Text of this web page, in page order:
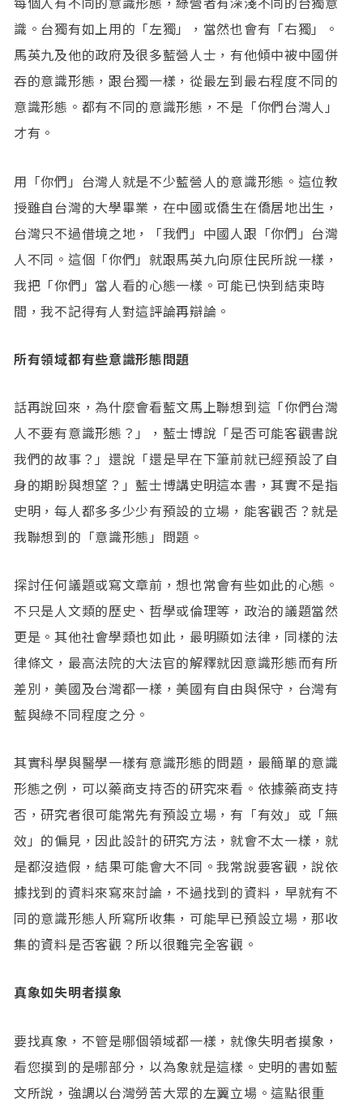
識。台獨有如上用的「左獨」，當然也會有「右獨」。
馬英九及他的政府及很多藍營人士，有他傾中被中國併
吞的意識形態，跟台獨一樣，從最左到最右程度不同的
意識形態。都有不同的意識形態，不是「你們台灣人」
才有。
用「你們」台灣人就是不少藍營人的意識形態。這位教
授雖自台灣的大學畢業，在中國或僑生在僑居地出生，
台灣只不過借境之地，「我們」中國人跟「你們」台灣
人不同。這個「你們」就跟馬英九向原住民所說一樣，
我把「你們」當人看的心態一樣。可能已快到結束時
間，我不記得有人對這評論再辯論。
所有領域都有些意識形態問題
話再說回來，為什麼會看藍文馬上聯想到這「你們台灣
人不要有意識形態？」，藍士博說「是否可能客觀書說
我們的故事？」還說「還是早在下筆前就已經預設了自
身的期盼與想望？」藍士博講史明這本書，其實不是指
史明，每人都多多少少有預設的立場，能客觀否？就是
我聯想到的「意識形態」問題。
探討任何議題或寫文章前，想也常會有些如此的心態。
不只是人文類的歷史、哲學或倫理等，政治的議題當然
更是。其他社會學類也如此，最明顯如法律，同樣的法
律條文，最高法院的大法官的解釋就因意識形態而有所
差別，美國及台灣都一樣，美國有自由與保守，台灣有
藍與綠不同程度之分。
其實科學與醫學一樣有意識形態的問題，最簡單的意識
形態之例，可以藥商支持否的研究來看。依據藥商支持
否，研究者很可能常先有預設立場，有「有效」或「無
效」的偏見，因此設計的研究方法，就會不太一樣，就
是都沒造假，結果可能會大不同。我常說要客觀，說依
據找到的資料來寫來討論，不過找到的資料，早就有不
同的意識形態人所寫所收集，可能早已預設立場，那收
集的資料是否客觀？所以很難完全客觀。
真象如失明者摸象
要找真象，不管是哪個領域都一樣，就像失明者摸象，
看您摸到的是哪部分，以為象就是這樣。史明的書如藍
文所說，強調以台灣勞苦大眾的左翼立場。這點很重